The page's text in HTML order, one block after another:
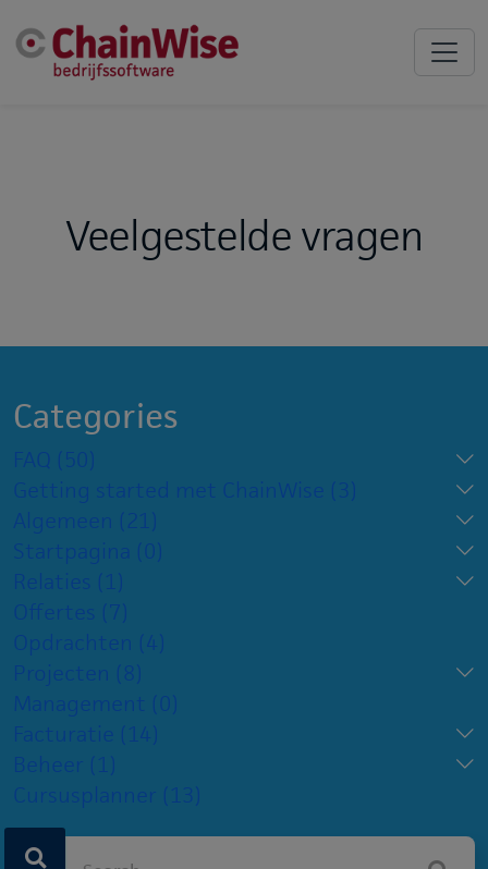
Veelgestelde vragen
Categories
FAQ (50)
Getting started met ChainWise (3)
Algemeen (21)
Startpagina (0)
Relaties (1)
Offertes (7)
Opdrachten (4)
Projecten (8)
Management (0)
Facturatie (14)
Beheer (1)
Cursusplanner (13)